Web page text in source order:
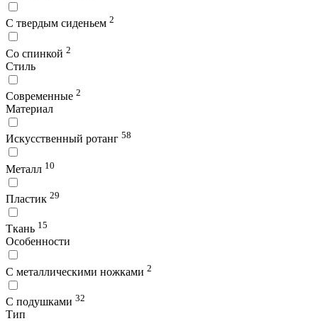
С твердым сиденьем 2
Со спинкой 2
Стиль
Современные 2
Материал
Искусственный ротанг 58
Металл 10
Пластик 29
Ткань 15
Особенности
С металлическими ножками 2
С подушками 32
Тип